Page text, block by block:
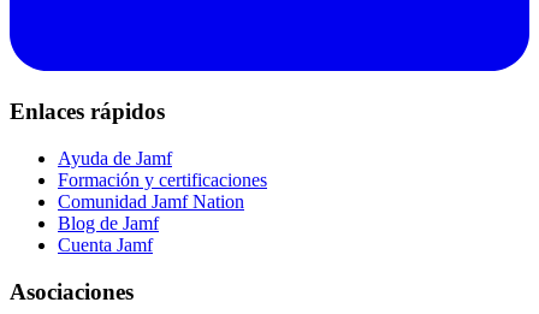
Enlaces rápidos
Ayuda de Jamf
Formación y certificaciones
Comunidad Jamf Nation
Blog de Jamf
Cuenta Jamf
Asociaciones